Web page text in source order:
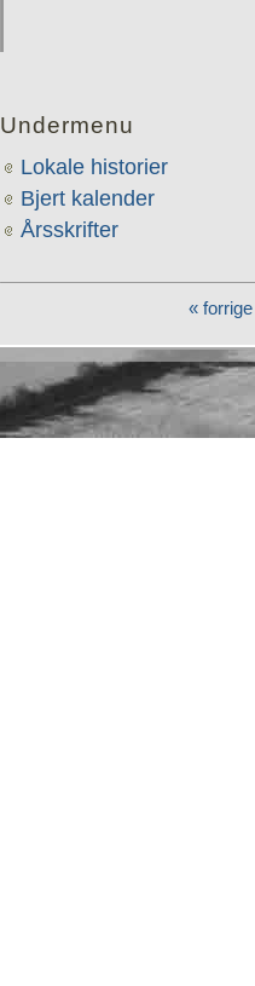
Undermenu
Lokale historier
Bjert kalender
Årsskrifter
« forrige